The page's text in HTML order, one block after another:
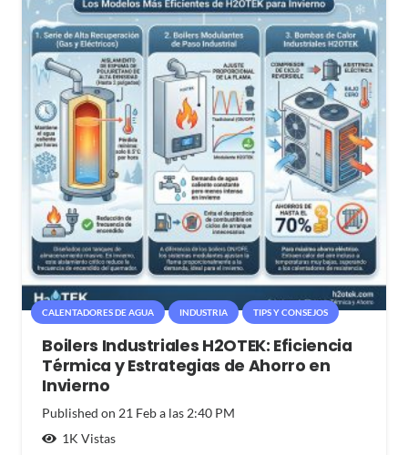
CALENTADORES DE AGUA INDUSTRIA TIPS Y CONSEJOS
Boilers Industriales H2OTEK: Eficiencia
Térmica y Estrategias de Ahorro en
Invierno
Published on 21 Feb a las 2:40 PM
1K Vistas